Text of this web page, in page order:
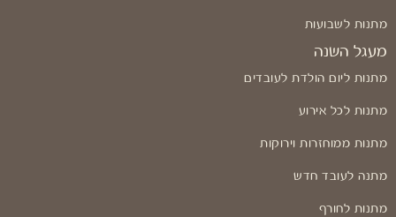
מתנות לשבועות
מעגל השנה
מתנות ליום הולדת לעובדים
מתנות לכל אירוע
מתנות ממוחזרות וירוקות
מתנה לעובד חדש
מתנות לחורף